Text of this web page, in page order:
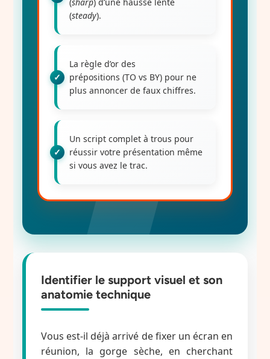
(steady).
La règle d’or des
prépositions (TO vs BY) pour ne
plus annoncer de faux chiffres.
Un script complet à trous pour
réussir votre présentation même
si vous avez le trac.
Identifier le support visuel et son
anatomie technique
Vous est-il déjà arrivé de fixer un écran en
réunion, la gorge sèche, en cherchant